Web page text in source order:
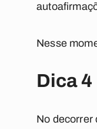
Nesse
Dica 4
No decorrer